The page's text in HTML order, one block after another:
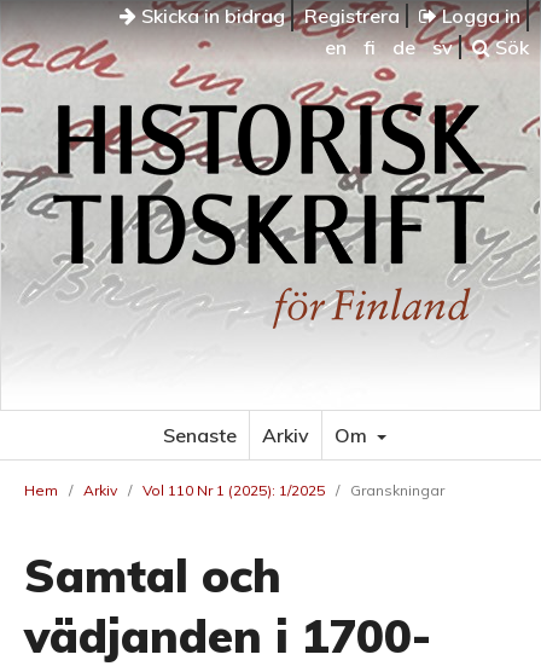
Skicka in bidrag Registrera
Logga in
en
fi de sv Sök
Senaste Arkiv Om
Hem / Arkiv / Vol 110 Nr 1 (2025): 1/2025 / Granskningar
Samtal och
vädjanden i 1700-